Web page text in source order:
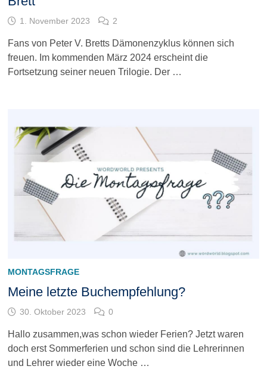
1. November 2023 2
Fans von Peter V. Bretts Dämonenzyklus können sich
freuen. Im kommenden März 2024 erscheint die
Fortsetzung seiner neuen Trilogie. Der …
MONTAGSFRAGE
Meine letzte Buchempfehlung?
30. Oktober 2023 0
Hallo zusammen,was schon wieder Ferien? Jetzt waren
doch erst Sommerferien und schon sind die Lehrerinnen
und Lehrer wieder eine Woche …